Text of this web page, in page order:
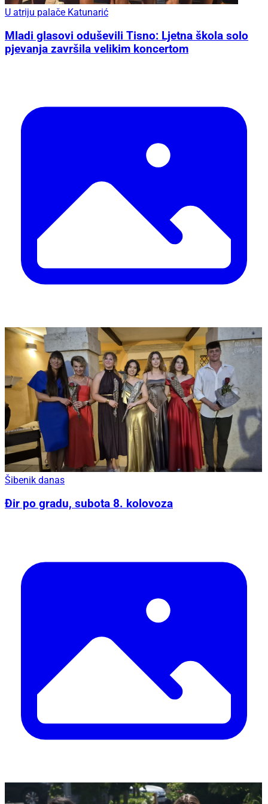
U atriju palače Katunarić
Mladi glasovi oduševili Tisno: Ljetna škola solo
pjevanja završila velikim koncertom
Šibenik danas
Đir po gradu, subota 8. kolovoza